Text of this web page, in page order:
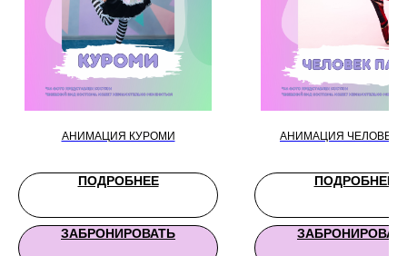
АНИМАЦИЯ КУРОМИ
ПОДРОБНЕЕ
ЗАБРОНИРОВАТЬ
АНИМАЦИЯ ЧЕЛОВЕК
ПОДРОБНЕЕ